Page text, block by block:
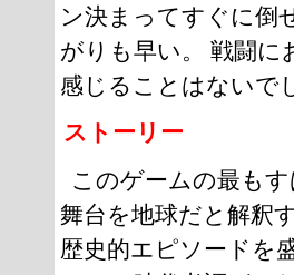
ン決まってすぐに倒
がりも早い。 戦闘に
感じることはないで
ストーリー
このゲームの最も
舞台を地球だと解釈
歴史的エピソードを